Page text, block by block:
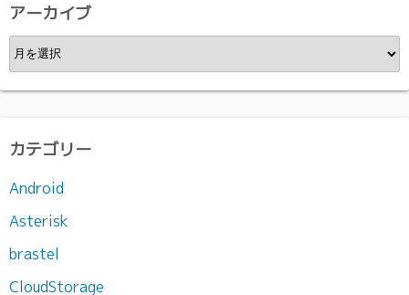
アーカイブ
ア
ー
カ
ブ
カテゴリー
Android
Asterisk
brastel
CloudStorage